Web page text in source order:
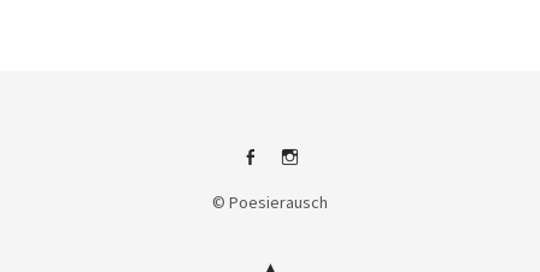
FacebookInstagram
© Poesierausch